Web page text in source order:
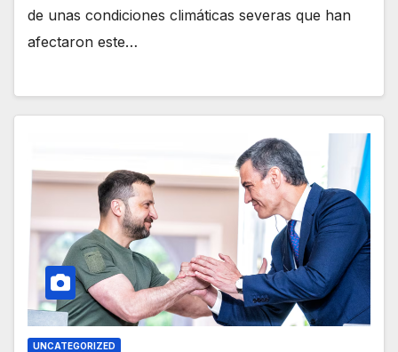
de unas condiciones climáticas severas que han
afectaron este…
UNCATEGORIZED